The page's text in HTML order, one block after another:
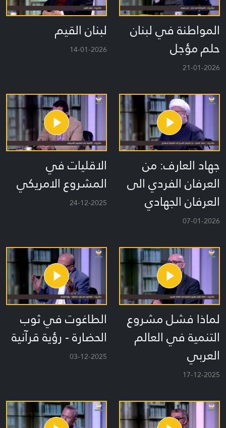
المواطنة في لبنان
حلم مؤجل
21-01-2026
لبنان القيم
14-01-2026
جهاد العارف: من
العرفان الفردي الى
العرفان الجهادي
07-01-2026
الاقليات في
المشروع الامريكي
24-12-2025
لماذا فشل مشروع
التنمية في العالم
العربي
17-12-2025
الطاغوت في ثوب
الحضارة - رؤية قرآنية
03-12-2025